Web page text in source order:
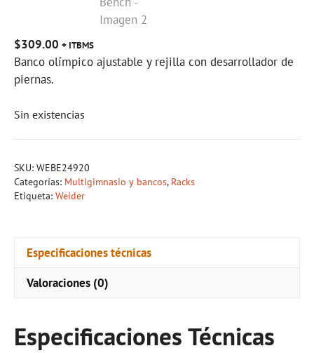
$309.00 + ITBMS
Banco olímpico ajustable y rejilla con desarrollador de
piernas.
Sin existencias
SKU: WEBE24920
Categorías: Multigimnasio y bancos, Racks
Etiqueta: Weider
Especificaciones técnicas
Valoraciones (0)
Especificaciones Técnicas